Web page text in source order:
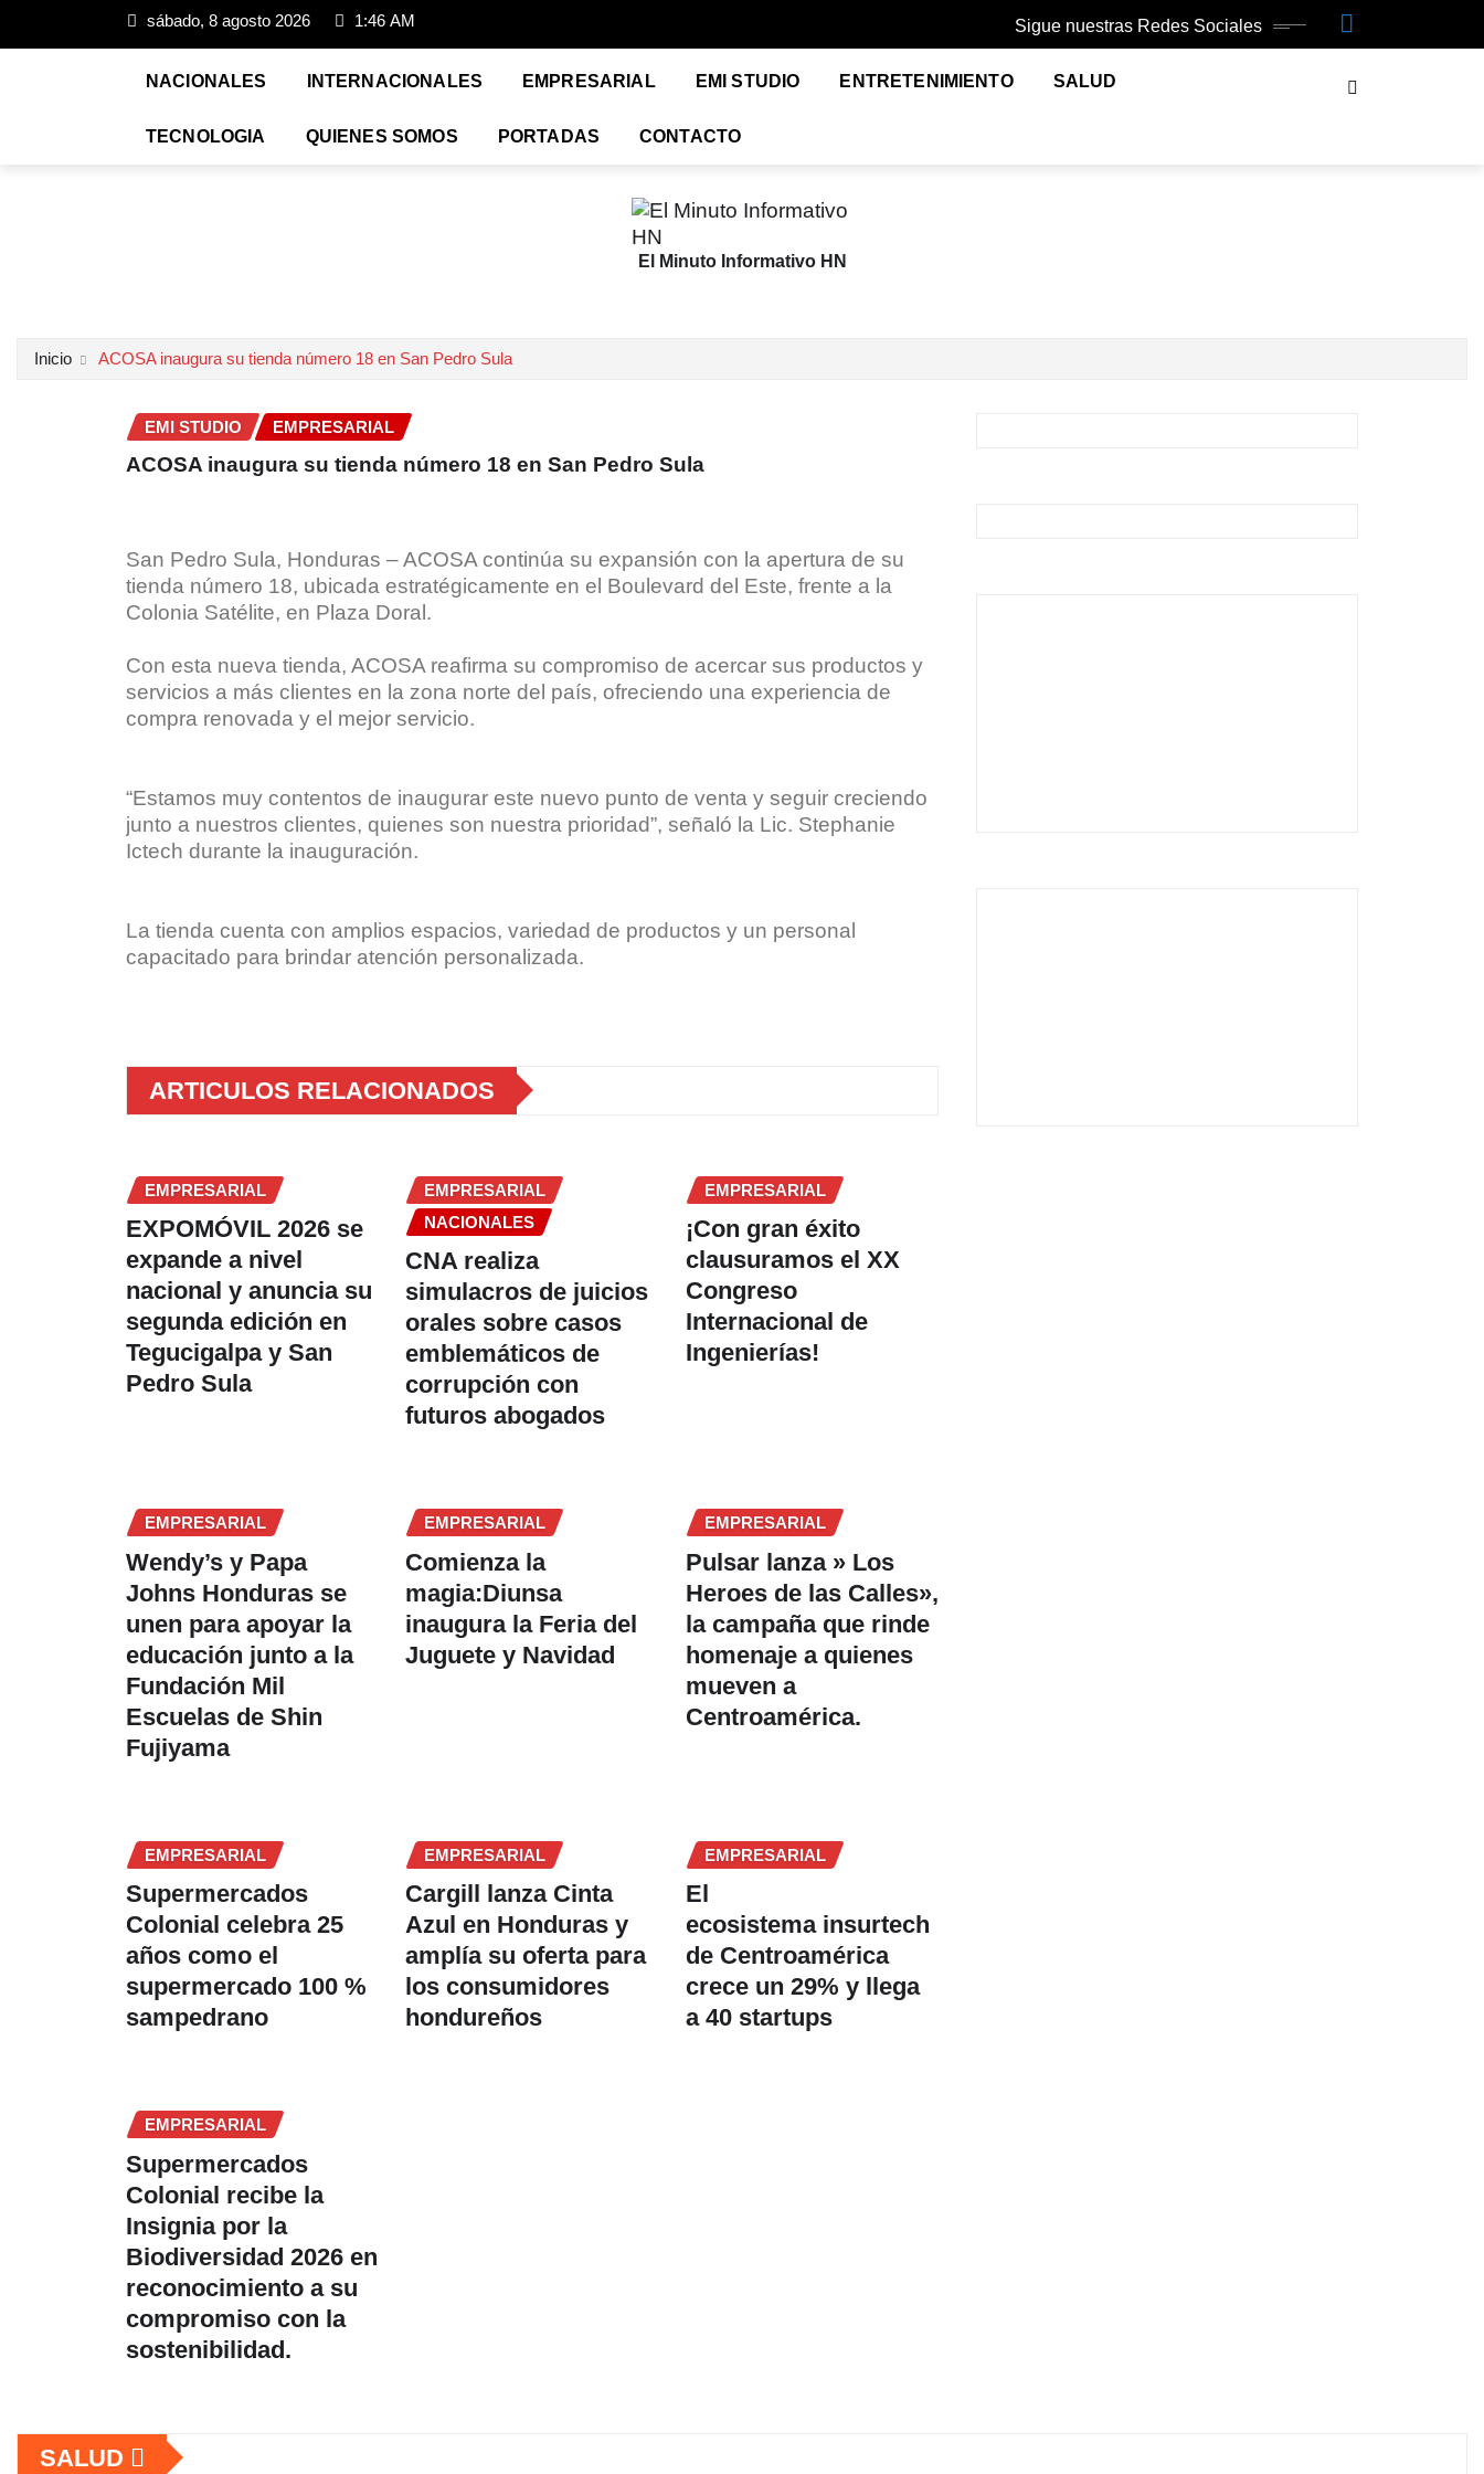
sábado, 8 agosto 2026 1:46 AM Sigue nuestras Redes Sociales
NACIONALES INTERNACIONALES EMPRESARIAL EMI STUDIO ENTRETENIMIENTO SALUD
TECNOLOGIA QUIENES SOMOS PORTADAS CONTACTO
El Minuto Informativo HN
Inicio ACOSA inaugura su tienda número 18 en San Pedro Sula
EMI STUDIO EMPRESARIAL
ACOSA inaugura su tienda número 18 en San Pedro Sula
San Pedro Sula, Honduras – ACOSA continúa su expansión con la apertura de su
tienda número 18, ubicada estratégicamente en el Boulevard del Este, frente a la
Colonia Satélite, en Plaza Doral.
Con esta nueva tienda, ACOSA reafirma su compromiso de acercar sus productos y
servicios a más clientes en la zona norte del país, ofreciendo una experiencia de
compra renovada y el mejor servicio.
“Estamos muy contentos de inaugurar este nuevo punto de venta y seguir creciendo
junto a nuestros clientes, quienes son nuestra prioridad”, señaló la Lic. Stephanie
Ictech durante la inauguración.
La tienda cuenta con amplios espacios, variedad de productos y un personal
capacitado para brindar atención personalizada.
ARTICULOS RELACIONADOS
EMPRESARIAL
EXPOMÓVIL 2026 se
expande a nivel
nacional y anuncia su
segunda edición en
Tegucigalpa y San
Pedro Sula
EMPRESARIAL
NACIONALES
CNA realiza
simulacros de juicios
orales sobre casos
emblemáticos de
corrupción con
futuros abogados
EMPRESARIAL
¡Con gran éxito
clausuramos el XX
Congreso
Internacional de
Ingenierías!
EMPRESARIAL
Wendy’s y Papa
Johns Honduras se
unen para apoyar la
educación junto a la
Fundación Mil
Escuelas de Shin
Fujiyama
EMPRESARIAL
Comienza la
magia:Diunsa
inaugura la Feria del
Juguete y Navidad
EMPRESARIAL
Pulsar lanza » Los
Heroes de las Calles»,
la campaña que rinde
homenaje a quienes
mueven a
Centroamérica.
EMPRESARIAL
Supermercados
Colonial celebra 25
años como el
supermercado 100 %
sampedrano
EMPRESARIAL
Cargill lanza Cinta
Azul en Honduras y
amplía su oferta para
los consumidores
hondureños
EMPRESARIAL
El
ecosistema insurtech
de Centroamérica
crece un 29% y llega
a 40 startups
EMPRESARIAL
Supermercados
Colonial recibe la
Insignia por la
Biodiversidad 2026 en
reconocimiento a su
compromiso con la
sostenibilidad.
SALUD